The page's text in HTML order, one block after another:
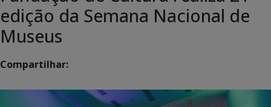
edição da Semana Nacional de
Museus
Compartilhar: